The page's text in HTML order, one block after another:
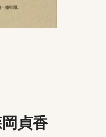
岡貞香